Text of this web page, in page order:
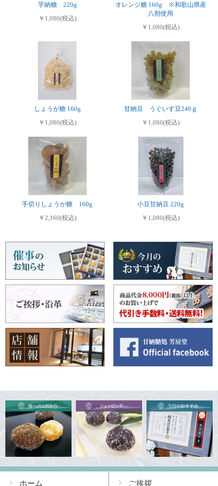
芋納糖 220g
￥1,080(税込)
オレンジ糖 160g ※和歌山県産
八朔使用
￥1,080(税込)
しょうが糖 160g
￥1,080(税込)
甘納豆 うぐいす豆240ｇ
￥1,080(税込)
手切りしょうが糖 160g
￥2,160(税込)
小豆甘納豆 220g
￥1,080(税込)
ホーム ご挨拶